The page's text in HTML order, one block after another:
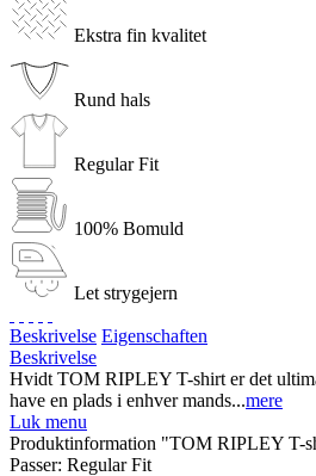
Ekstra fin kvalitet
Rund hals
Regular Fit
100% Bomuld
Let strygejern
Beskrivelse Eigenschaften
Beskrivelse
Hvidt TOM RIPLEY T-shirt er det
have en plads i enhver mands...mere
Luk menu
Produktinformation "TOM RIPLEY T-
Passer: Regular Fit